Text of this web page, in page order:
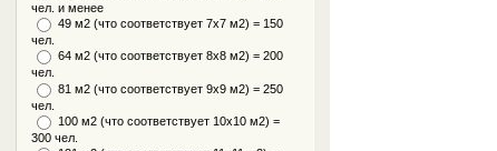
чел. и менее
49 м2 (что соответствует 7x7 м2) = 150
чел.
64 м2 (что соответствует 8x8 м2) = 200
чел.
81 м2 (что соответствует 9х9 м2) = 250
чел.
100 м2 (что соответствует 10x10 м2) =
300 чел.